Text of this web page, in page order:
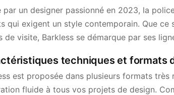
par un designer passionné en 2023, la
qui exigent un style contemporain. Que
de visite, Barkless se démarque par ses
techniques et formats
est proposée dans plusieurs formats très
fluide à tous vos projets de design.